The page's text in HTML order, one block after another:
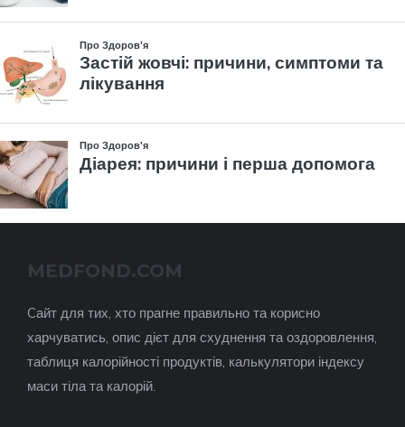
MEDFOND.COM
Cайт для тих, хто прагне правильно та корисно
харчуватись, опис дієт для схуднення та оздоровлення,
таблиця калорійності продуктів, калькулятори індексу
маси тіла та калорій.